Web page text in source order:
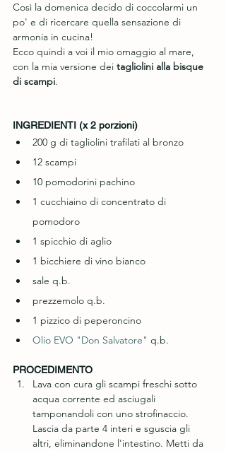
Così la domenica decido di coccolarmi un
po' e di ricercare quella sensazione di
armonia in cucina!
Ecco quindi a voi il mio omaggio al mare,
con la mia versione dei tagliolini alla bisque
di scampi.
INGREDIENTI (x 2 porzioni)
200 g di tagliolini trafilati al bronzo
12 scampi
10 pomodorini pachino
1 cucchiaino di concentrato di
pomodoro
1 spicchio di aglio
1 bicchiere di vino bianco
sale q.b.
prezzemolo q.b.
1 pizzico di peperoncino
Olio EVO "Don Salvatore" q.b.
PROCEDIMENTO
Lava con cura gli scampi freschi sotto
acqua corrente ed asciugali
tamponandoli con uno strofinaccio.
Lascia da parte 4 interi e sguscia gli
altri, eliminandone l'intestino. Metti da